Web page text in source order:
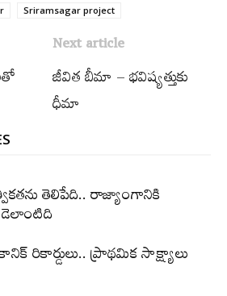
Sriramsagar project
Next article
జీవిత బీమా – భవిష్యత్తుకు
ధీమా
తెలిపేది.. రాజ్యాంగానికి
రికార్డులు.. ప్రాథమిక సాక్ష్యాలు